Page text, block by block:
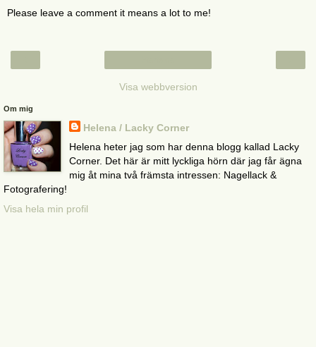
Please leave a comment it means a lot to me!
Visa webbversion
Om mig
Helena / Lacky Corner
Helena heter jag som har denna blogg kallad Lacky
Corner. Det här är mitt lyckliga hörn där jag får ägna
mig åt mina två främsta intressen: Nagellack &
Fotografering!
Visa hela min profil